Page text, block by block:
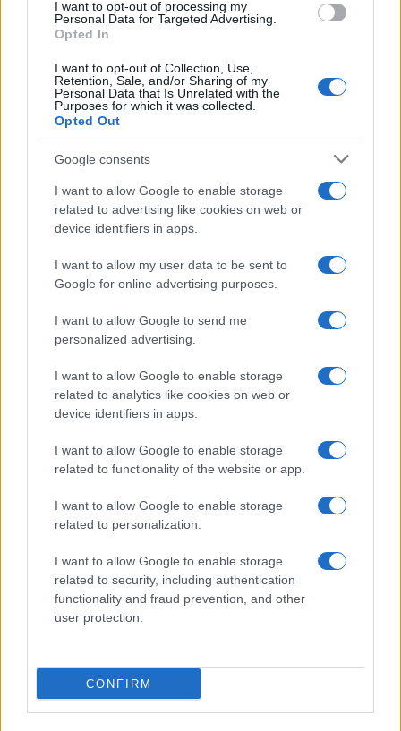
consent section.
I want to opt-out of processing my
Personal Data for Targeted Advertising.
Opted In
I want to opt-out of Collection, Use,
Retention, Sale, and/or Sharing of my
Personal Data that Is Unrelated with the
Purposes for which it was collected.
Opted Out
Google consents
I want to allow Google to enable storage
related to advertising like cookies on web or
device identifiers in apps.
I want to allow my user data to be sent to
Google for online advertising purposes.
I want to allow Google to send me
personalized advertising.
I want to allow Google to enable storage
related to analytics like cookies on web or
device identifiers in apps.
I want to allow Google to enable storage
related to functionality of the website or app.
I want to allow Google to enable storage
related to personalization.
I want to allow Google to enable storage
related to security, including authentication
functionality and fraud prevention, and other
user protection.
CONFIRM
©2026 - rifaidate.it - p.iva 03338800984 Pubblicità